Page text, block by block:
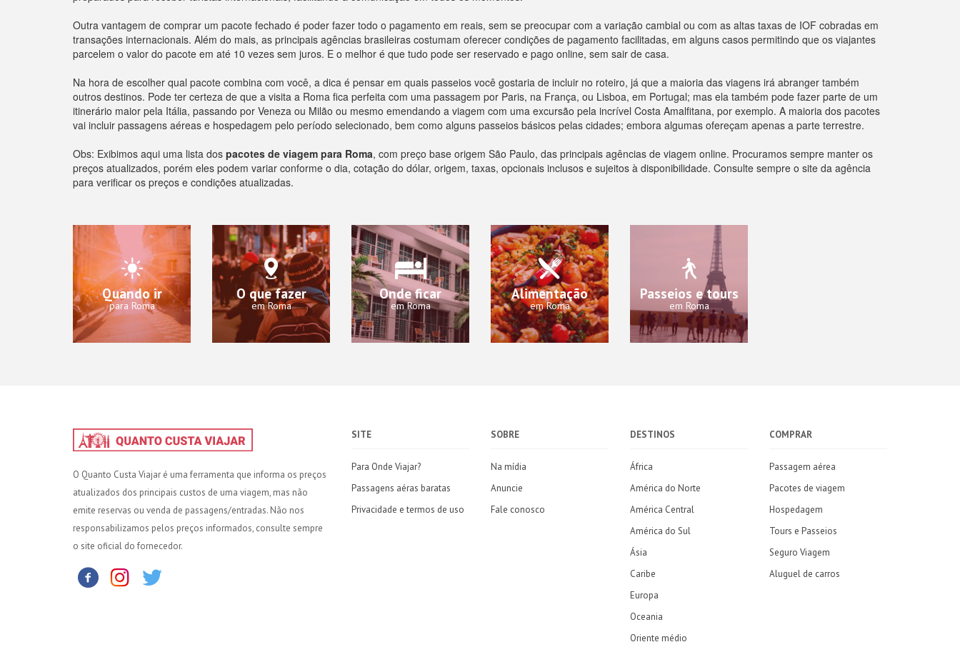
Outra vantagem de comprar um pacote fechado é poder fazer todo o pagamento em reais, sem se preocupar com a variação cambial ou com as altas taxas de IOF cobradas em
transações internacionais. Além do mais, as principais agências brasileiras costumam oferecer condições de pagamento facilitadas, em alguns casos permitindo que os viajantes
parcelem o valor do pacote em até 10 vezes sem juros. E o melhor é que tudo pode ser reservado e pago online, sem sair de casa.
Na hora de escolher qual pacote combina com você, a dica é pensar em quais passeios você gostaria de incluir no roteiro, já que a maioria das viagens irá abranger também
outros destinos. Pode ter certeza de que a visita a Roma fica perfeita com uma passagem por Paris, na França, ou Lisboa, em Portugal; mas ela também pode fazer parte de um
itinerário maior pela Itália, passando por Veneza ou Milão ou mesmo emendando a viagem com uma excursão pela incrível Costa Amalfitana, por exemplo. A maioria dos pacotes
vai incluir passagens aéreas e hospedagem pelo período selecionado, bem como alguns passeios básicos pelas cidades; embora algumas ofereçam apenas a parte terrestre.
Obs: Exibimos aqui uma lista dos pacotes de viagem para Roma, com preço base origem São Paulo, das principais agências de viagem online. Procuramos sempre manter os
preços atualizados, porém eles podem variar conforme o dia, cotação do dólar, origem, taxas, opcionais inclusos e sujeitos à disponibilidade. Consulte sempre o site da agência
para verificar os preços e condições atualizadas.
Quando ir
para Roma
O que fazer
em Roma
Onde ficar
em Roma
Alimentação
em Roma
Passeios e tours
em Roma
O Quanto Custa Viajar é uma ferramenta que informa os preços
atualizados dos principais custos de uma viagem, mas não
emite reservas ou venda de passagens/entradas. Não nos
responsabilizamos pelos preços informados, consulte sempre
o site oficial do fornecedor.
SITE
Para Onde Viajar?
Passagens aéras baratas
Privacidade e termos de uso
SOBRE
Na mídia
Anuncie
Fale conosco
DESTINOS
África
América do Norte
América Central
América do Sul
Ásia
Caribe
Europa
Oceania
Oriente médio
COMPRAR
Passagem aérea
Pacotes de viagem
Hospedagem
Tours e Passeios
Seguro Viagem
Aluguel de carros